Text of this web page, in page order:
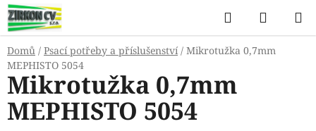
Přejít
na
obsah
Hledat
KOŠÍK
Domů / Psací potřeby a příslušenství / Mikrotužka 0,7mm
MEPHISTO 5054
Mikrotužka 0,7mm
MEPHISTO 5054